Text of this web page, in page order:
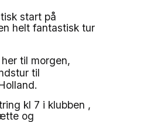
start på
helt fantastisk tur
til morgen,
til
kl 7 i klubben ,
og